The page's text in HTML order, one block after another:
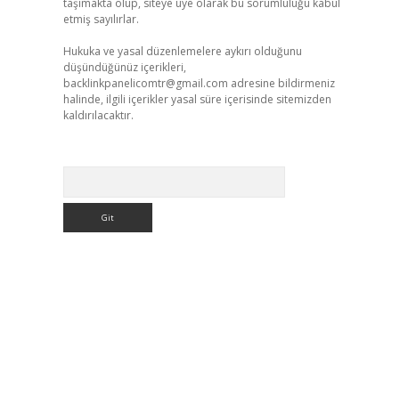
taşımakta olup, siteye üye olarak bu sorumluluğu kabul
etmiş sayılırlar.
Hukuka ve yasal düzenlemelere aykırı olduğunu
düşündüğünüz içerikleri,
backlinkpanelicomtr@gmail.com adresine bildirmeniz
halinde, ilgili içerikler yasal süre içerisinde sitemizden
kaldırılacaktır.